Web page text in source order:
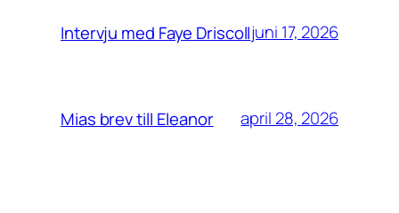
Intervju med Faye Driscolljuni 17, 2026
Mias brev till Eleanor april 28, 2026